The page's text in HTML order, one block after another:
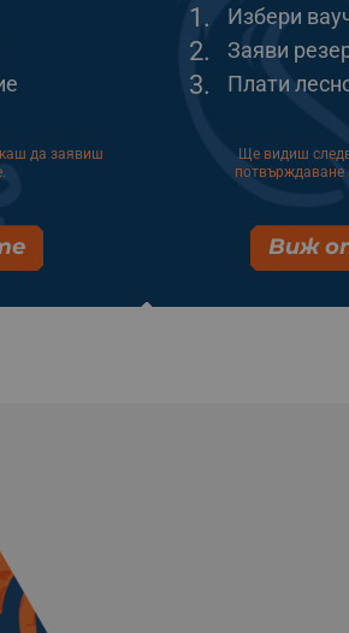
да заявиш
1. Избери
2. Заяви
3. Плати
Ще видиш
потвърждаване
Виж